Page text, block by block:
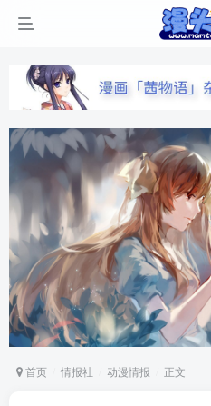
首页 情报社 动漫情报 正文